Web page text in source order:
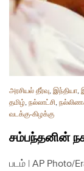
அரசியல் தீர்வு, இந்தியா,
தமிழ், நல்லாட்சி,
வடக்கு-கிழக்கு
சம்பந்தனின்
படம் | AP Photo/